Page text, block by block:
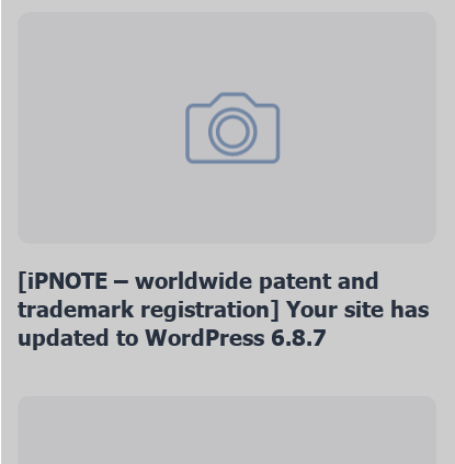
[iPNOTE – worldwide patent and
trademark registration] Your site has
updated to WordPress 6.8.7